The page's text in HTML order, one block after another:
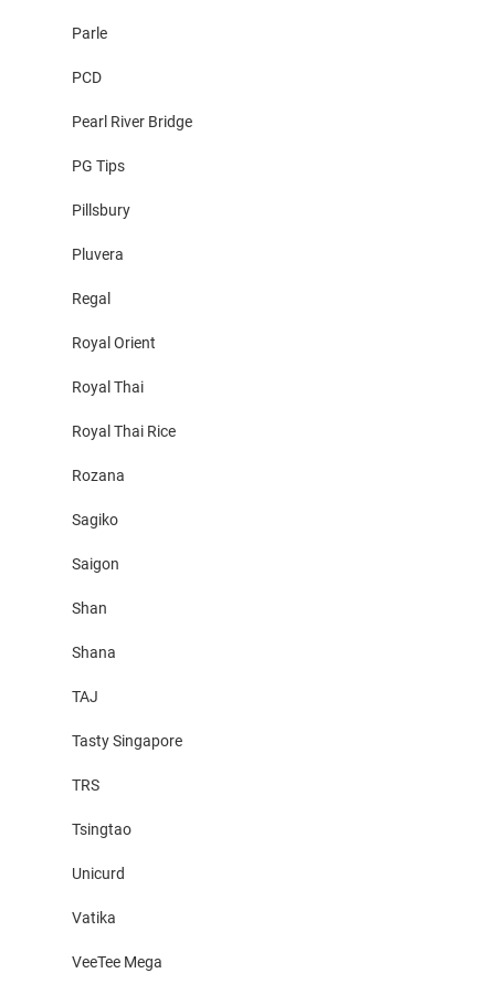
Parle
PCD
Pearl River Bridge
PG Tips
Pillsbury
Pluvera
Regal
Royal Orient
Royal Thai
Royal Thai Rice
Rozana
Sagiko
Saigon
Shan
Shana
TAJ
Tasty Singapore
TRS
Tsingtao
Unicurd
Vatika
VeeTee Mega